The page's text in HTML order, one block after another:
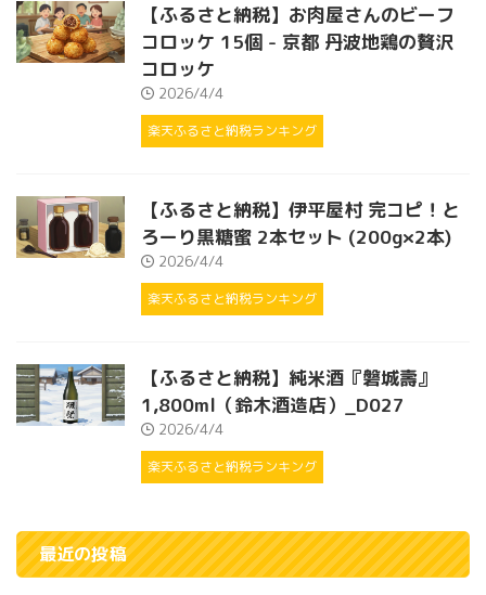
【ふるさと納税】お肉屋さんのビーフ
コロッケ 15個 - 京都 丹波地鶏の贅沢
コロッケ
2026/4/4
楽天ふるさと納税ランキング
【ふるさと納税】伊平屋村 完コピ！と
ろーり黒糖蜜 2本セット (200g×2本)
2026/4/4
楽天ふるさと納税ランキング
【ふるさと納税】純米酒『磐城壽』
1,800ml（鈴木酒造店）_D027
2026/4/4
楽天ふるさと納税ランキング
最近の投稿